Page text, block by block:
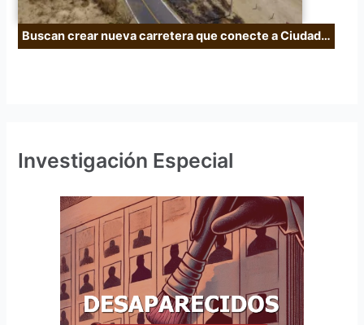
Buscan crear nueva carretera que conecte a Ciudad…
Investigación Especial